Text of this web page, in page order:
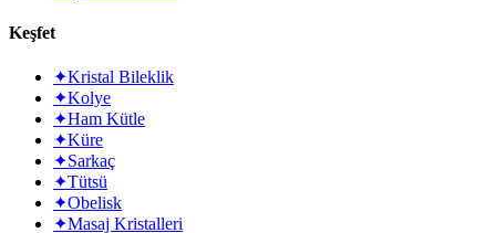
Keşfet
✦Kristal Bileklik
✦Kolye
✦Ham Kütle
✦Küre
✦Sarkaç
✦Tütsü
✦Obelisk
✦Masaj Kristalleri